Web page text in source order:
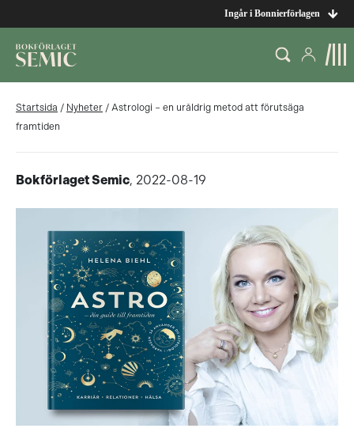
Ingår i Bonnierförlagen
Startsida / Nyheter / Astrologi – en uråldrig metod att förutsäga
framtiden
Bokförlaget Semic, 2022-08-19